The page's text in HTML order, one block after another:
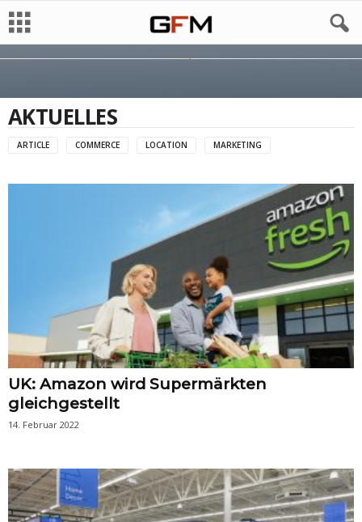
AKTUELLES
ARTICLE COMMERCE LOCATION MARKETING
UK: Amazon wird Supermärkten
gleichgestellt
14. Februar 2022